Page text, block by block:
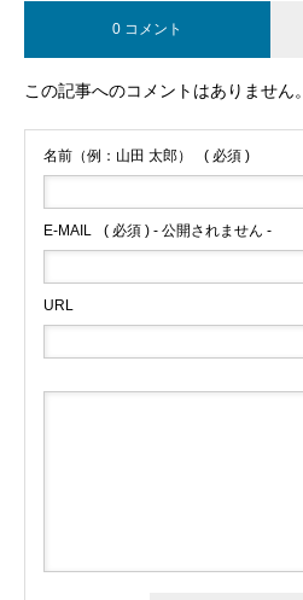
0 コメント
この記事へのコメントはありません。
名前（例：山田 太郎） ( 必須 )
E-MAIL ( 必須 ) - 公開されません -
URL